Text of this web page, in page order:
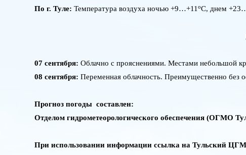
По г. Туле: Температура воздуха ночью +9…+11оС, днем
07 сентября: Облачно с прояснениями. Местами небольшой
08 сентября: Переменная облачность. Преимущественно без
Прогноз погоды составлен:
Отделом гидрометеорологического обеспечения
При использовании информации ссылка на Тульский